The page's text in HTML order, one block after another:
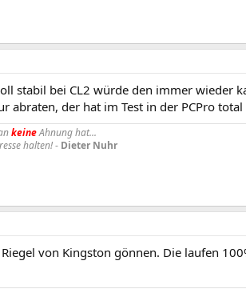
stabil bei CL2 würde den immer wieder
abraten, der hat im Test in der PCPro total
keineAhnung hat...
halten!- Dieter Nuhr
von Kingston gönnen. Die laufen